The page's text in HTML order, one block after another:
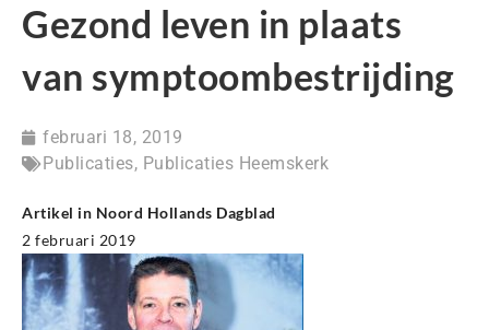
Gezond leven in plaats
van symptoombestrijding
februari 18, 2019
Publicaties, Publicaties Heemskerk
Artikel in Noord Hollands Dagblad
2 februari 2019